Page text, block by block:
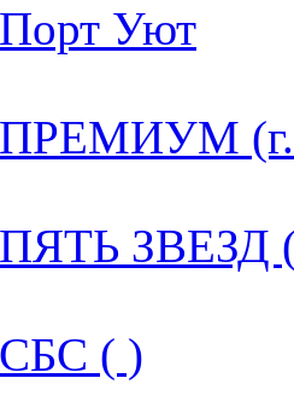
Уют
(г.
ЗВЕЗД
( )